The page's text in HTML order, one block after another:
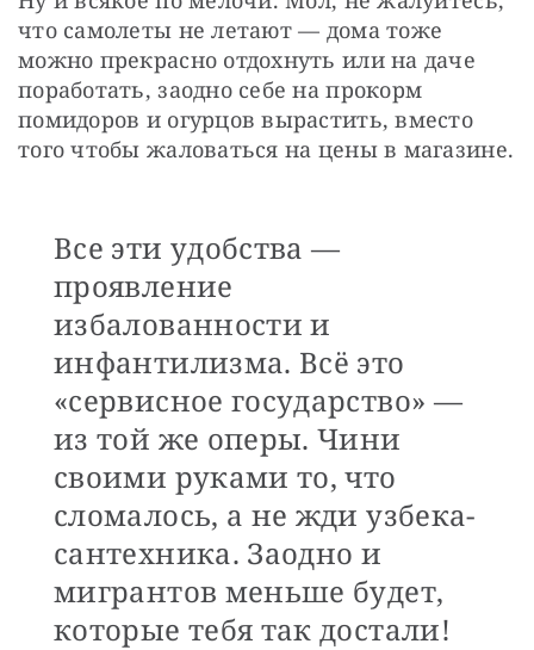
что самолеты не летают — дома тоже
можно прекрасно отдохнуть или на даче
поработать, заодно себе на прокорм
помидоров и огурцов вырастить, вместо
Все эти удобства —
проявление
избалованности и
инфантилизма. Всё это
«сервисное государство» —
из той же оперы. Чини
своими руками то, что
сломалось, а не жди узбека-
сантехника. Заодно и
мигрантов меньше будет,
которые тебя так достали!